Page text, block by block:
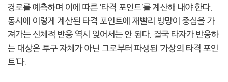
경로를 예측하며 이에 따른 '타격 포인트'를 계산해 내야 한다.
동시에 이렇게 계산된 타격 포인트에 재빨리 방망이 중심을 가
져가는 신체적 반응 역시 잊어서는 안 된다. 결국 타자가 반응하
는 대상은 투구 자체가 아닌 그로부터 파생된 '가상의 타격 포인
트'다.